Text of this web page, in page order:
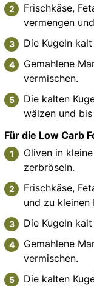
Frischkäse,
vermengen
Die Kugeln
Gemahlene
vermischen.
Die kalten
wälzen und
Für die Low Carb
Oliven in
zerbröseln.
Frischkäse,
und zu kleinen
Die Kugeln
Gemahlene
vermischen.
Die kalten